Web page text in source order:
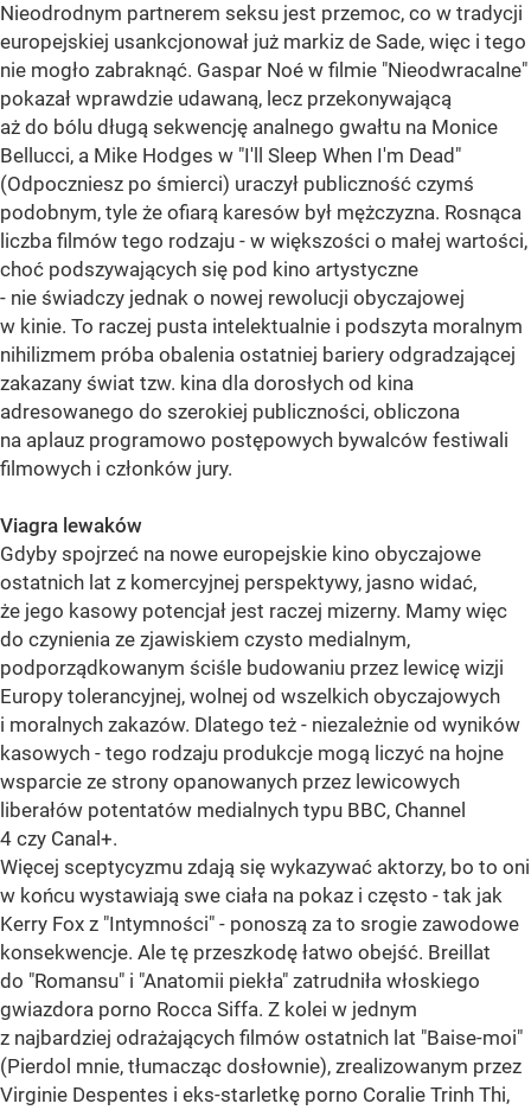
Nieodrodnym partnerem seksu jest przemoc, co w tradycji
europejskiej usankcjonował już markiz de Sade, więc i tego
nie mogło zabraknąć. Gaspar Noé w filmie "Nieodwracalne"
pokazał wprawdzie udawaną, lecz przekonywającą
aż do bólu długą sekwencję analnego gwałtu na Monice
Bellucci, a Mike Hodges w "I'll Sleep When I'm Dead"
(Odpoczniesz po śmierci) uraczył publiczność czymś
podobnym, tyle że ofiarą karesów był mężczyzna. Rosnąca
liczba filmów tego rodzaju - w większości o małej wartości,
choć podszywających się pod kino artystyczne
- nie świadczy jednak o nowej rewolucji obyczajowej
w kinie. To raczej pusta intelektualnie i podszyta moralnym
nihilizmem próba obalenia ostatniej bariery odgradzającej
zakazany świat tzw. kina dla dorosłych od kina
adresowanego do szerokiej publiczności, obliczona
na aplauz programowo postępowych bywalców festiwali
filmowych i członków jury.
Viagra lewaków
Gdyby spojrzeć na nowe europejskie kino obyczajowe
ostatnich lat z komercyjnej perspektywy, jasno widać,
że jego kasowy potencjał jest raczej mizerny. Mamy więc
do czynienia ze zjawiskiem czysto medialnym,
podporządkowanym ściśle budowaniu przez lewicę wizji
Europy tolerancyjnej, wolnej od wszelkich obyczajowych
i moralnych zakazów. Dlatego też - niezależnie od wyników
kasowych - tego rodzaju produkcje mogą liczyć na hojne
wsparcie ze strony opanowanych przez lewicowych
liberałów potentatów medialnych typu BBC, Channel
4 czy Canal+.
Więcej sceptycyzmu zdają się wykazywać aktorzy, bo to oni
w końcu wystawiają swe ciała na pokaz i często - tak jak
Kerry Fox z "Intymności" - ponoszą za to srogie zawodowe
konsekwencje. Ale tę przeszkodę łatwo obejść. Breillat
do "Romansu" i "Anatomii piekła" zatrudniła włoskiego
gwiazdora porno Rocca Siffa. Z kolei w jednym
z najbardziej odrażających filmów ostatnich lat "Baise-moi"
(Pierdol mnie, tłumacząc dosłownie), zrealizowanym przez
Virginie Despentes i eks-starletkę porno Coralie Trinh Thi,